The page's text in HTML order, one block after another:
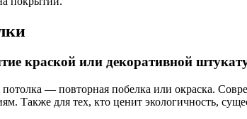
краской или декоративной
— повторная побелка или окраска.
Также для тех, кто ценит экологичность,